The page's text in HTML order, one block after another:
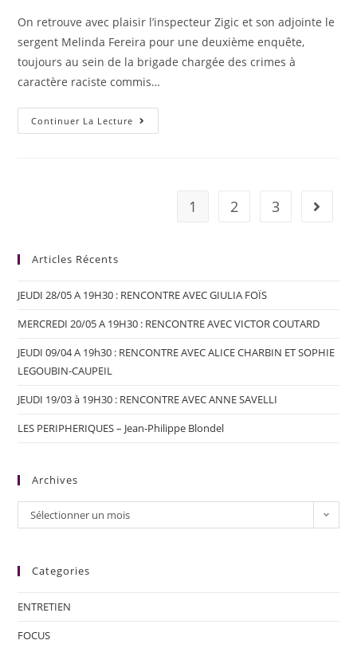
On retrouve avec plaisir l’inspecteur Zigic et son adjointe le
sergent Melinda Fereira pour une deuxième enquête,
toujours au sein de la brigade chargée des crimes à
caractère raciste commis…
Continuer La Lecture
1 2 3
Articles Récents
JEUDI 28/05 A 19H30 : RENCONTRE AVEC GIULIA FOÏS
MERCREDI 20/05 A 19H30 : RENCONTRE AVEC VICTOR COUTARD
JEUDI 09/04 A 19h30 : RENCONTRE AVEC ALICE CHARBIN ET SOPHIE
LEGOUBIN-CAUPEIL
JEUDI 19/03 à 19H30 : RENCONTRE AVEC ANNE SAVELLI
LES PERIPHERIQUES – Jean-Philippe Blondel
Archives
Sélectionner un mois
Categories
ENTRETIEN
FOCUS